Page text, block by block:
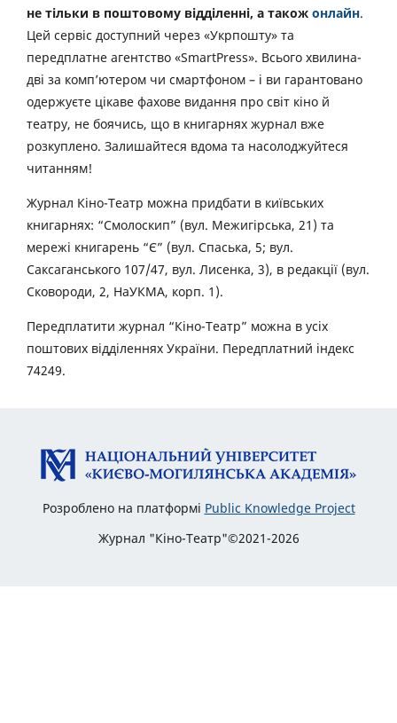
не тільки в поштовому відділенні, а також онлайн.
Цей сервіс доступний через «Укрпошту» та
передплатне агентство «SmartPress». Всього хвилина-
дві за комп’ютером чи смартфоном – і ви гарантовано
одержуєте цікаве фахове видання про світ кіно й
театру, не боячись, що в книгарнях журнал вже
розкуплено. Залишайтеся вдома та насолоджуйтеся
читанням!
Журнал Кіно-Театр можна придбати в київських
книгарнях: “Смолоскип” (вул. Межигірська, 21) та
мережі книгарень “Є” (вул. Спаська, 5; вул.
Саксаганського 107/47, вул. Лисенка, 3), в редакції (вул.
Сковороди, 2, НаУКМА, корп. 1).
Передплатити журнал “Кіно-Театр” можна в усіх
поштових відділеннях України. Передплатний індекс
74249.
Розроблено на платформі Public Knowledge Project
Журнал "Кіно-Театр"©2021-2026